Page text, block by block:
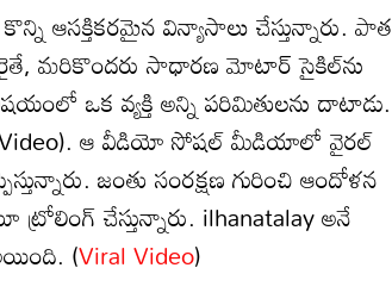
ఆసక్తికరమైన విన్యాసాలు చేస్తున్నారు. పాత
మరికొందరు సాధారణ మోటార్ సైకిల్‌ను
ఒక వ్యక్తి అన్ని పరిమితులను దాటాడు.
Video). ఆ వీడియో సోషల్ మీడియాలో వైరల్‌
జంతు సంరక్షణ గురించి ఆందోళన
ట్రోలింగ్ చేస్తున్నారు. ilhanatalay అనే
(Viral Video)